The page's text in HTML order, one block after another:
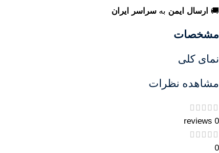
🚚 ارسال ایمن به سراسر ایران
مشخصات
نمای کلی
مشاهده نظرات
0 reviews
0